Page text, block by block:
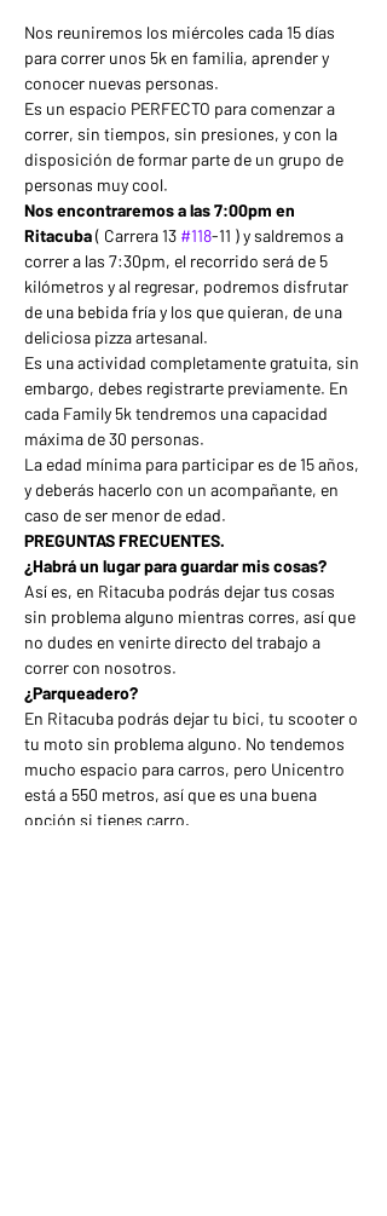
Nos reuniremos los miércoles cada 15 días
para correr unos 5k en familia, aprender y
conocer nuevas personas.
Es un espacio PERFECTO para comenzar a
correr, sin tiempos, sin presiones, y con la
disposición de formar parte de un grupo de
personas muy cool.
Nos encontraremos a las 7:00pm en
Ritacuba ( Carrera 13 #118-11 ) y saldremos a
correr a las 7:30pm, el recorrido será de 5
kilómetros y al regresar, podremos disfrutar
de una bebida fría y los que quieran, de una
deliciosa pizza artesanal.
Es una actividad completamente gratuita, sin
embargo, debes registrarte previamente. En
cada Family 5k tendremos una capacidad
máxima de 30 personas.
La edad mínima para participar es de 15 años,
y deberás hacerlo con un acompañante, en
caso de ser menor de edad.
PREGUNTAS FRECUENTES.
¿Habrá un lugar para guardar mis cosas?
Así es, en Ritacuba podrás dejar tus cosas
sin problema alguno mientras corres, así que
no dudes en venirte directo del trabajo a
correr con nosotros.
¿Parqueadero?
En Ritacuba podrás dejar tu bici, tu scooter o
tu moto sin problema alguno. No tendemos
mucho espacio para carros, pero Unicentro
está a 550 metros, así que es una buena
opción si tienes carro.